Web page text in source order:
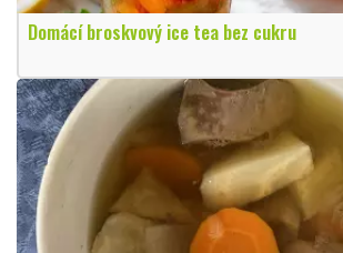
Domácí broskvový ice tea bez cukru